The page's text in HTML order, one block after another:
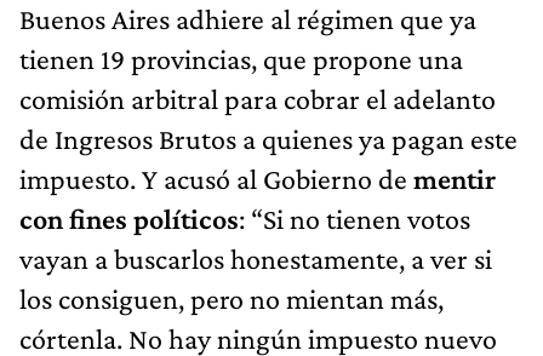
Buenos Aires adhiere al régimen que ya
tienen 19 provincias, que propone una
comisión arbitral para cobrar el adelanto
de Ingresos Brutos a quienes ya pagan este
impuesto. Y acusó al Gobierno de mentir
con fines políticos: “Si no tienen votos
vayan a buscarlos honestamente, a ver si
los consiguen, pero no mientan más,
córtenla. No hay ningún impuesto nuevo